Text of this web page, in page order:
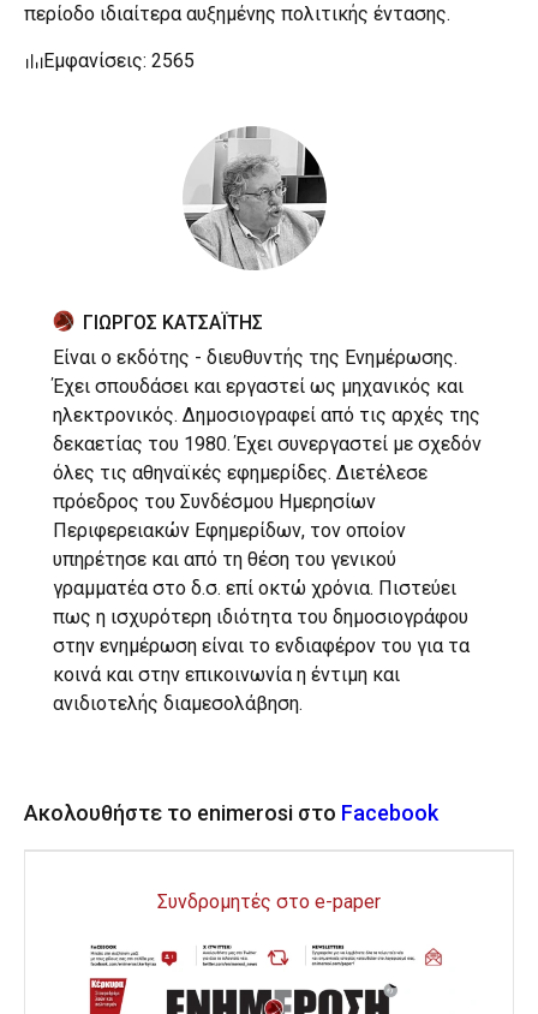
περίοδο ιδιαίτερα αυξημένης πολιτικής έντασης.
Εμφανίσεις: 2565
ΓΙΩΡΓΟΣ ΚΑΤΣΑΪΤΗΣ
Είναι ο εκδότης - διευθυντής της Ενημέρωσης.
Έχει σπουδάσει και εργαστεί ως μηχανικός και
ηλεκτρονικός. Δημοσιογραφεί από τις αρχές της
δεκαετίας του 1980. Έχει συνεργαστεί με σχεδόν
όλες τις αθηναϊκές εφημερίδες. Διετέλεσε
πρόεδρος του Συνδέσμου Ημερησίων
Περιφερειακών Εφημερίδων, τον οποίον
υπηρέτησε και από τη θέση του γενικού
γραμματέα στο δ.σ. επί οκτώ χρόνια. Πιστεύει
πως η ισχυρότερη ιδιότητα του δημοσιογράφου
στην ενημέρωση είναι το ενδιαφέρον του για τα
κοινά και στην επικοινωνία η έντιμη και
ανιδιοτελής διαμεσολάβηση.
Ακολουθήστε το enimerosi στο Facebook
Συνδρομητές στο e-paper